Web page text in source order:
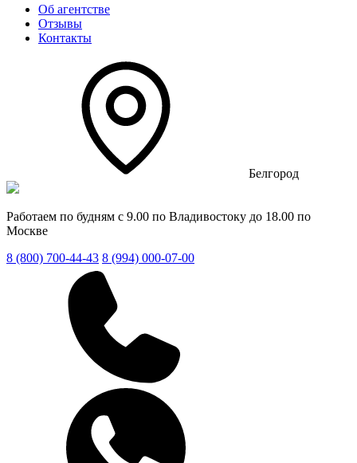
Об агентстве
Отзывы
Контакты
Белгород
Работаем по будням с 9.00 по Владивостоку до 18.00 по
Москве
8 (800) 700-44-43 8 (994) 000-07-00